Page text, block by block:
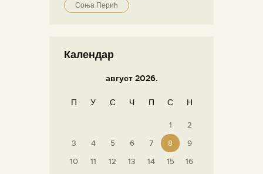
Соња Перић
Календар
август 2026.
П У С Ч П С Н
1
2
3
4 5 6 7 8
9
10
11 12 13 14 15
16